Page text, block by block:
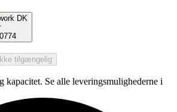
DK
Ikke tilgængelig
kapacitet. Se alle leveringsmulighederne i